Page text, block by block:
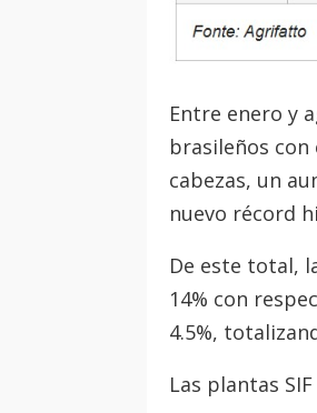
Entre enero y
brasileños con
cabezas, un
nuevo récord
De este total,
14% con
4.5%,
Las plantas